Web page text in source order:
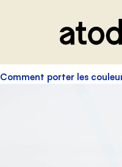
Comment porter les